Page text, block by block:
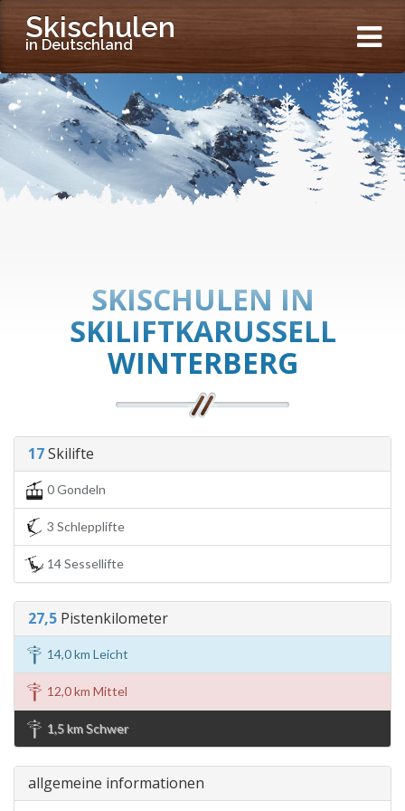
Skischulen
in Deutschland
SKISCHULEN IN
SKILIFTKARUSSELL
WINTERBERG
17Skilifte
0 Gondeln
3 Schlepplifte
14 Sessellifte
27,5 Pistenkilometer
14,0 km Leicht
12,0 km Mittel
1,5 km Schwer
allgemeine informationen